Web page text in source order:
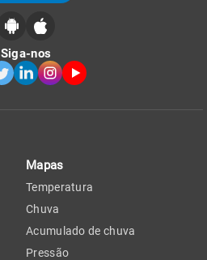
Siga-nos
Mapas
Temperatura
Chuva
Acumulado de chuva
Pressão